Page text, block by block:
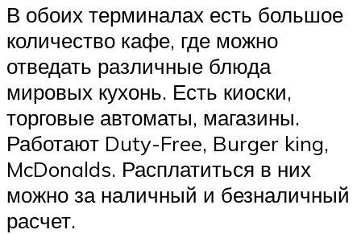
В обоих терминалах есть большое
количество кафе, где можно
отведать различные блюда
мировых кухонь. Есть киоски,
торговые автоматы, магазины.
Работают Duty-Free, Burger king,
McDonalds. Расплатиться в них
можно за наличный и безналичный
расчет.